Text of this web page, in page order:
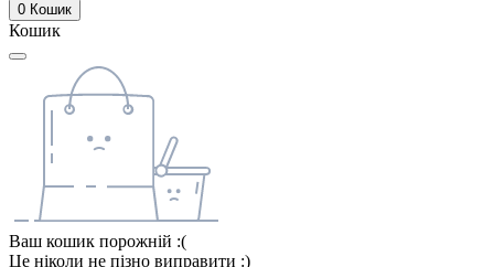
0 Кошик
Кошик
Ваш кошик порожній :(
Це ніколи не пізно виправити :)